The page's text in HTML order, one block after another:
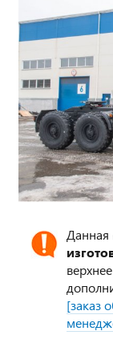
Данная
[заказ